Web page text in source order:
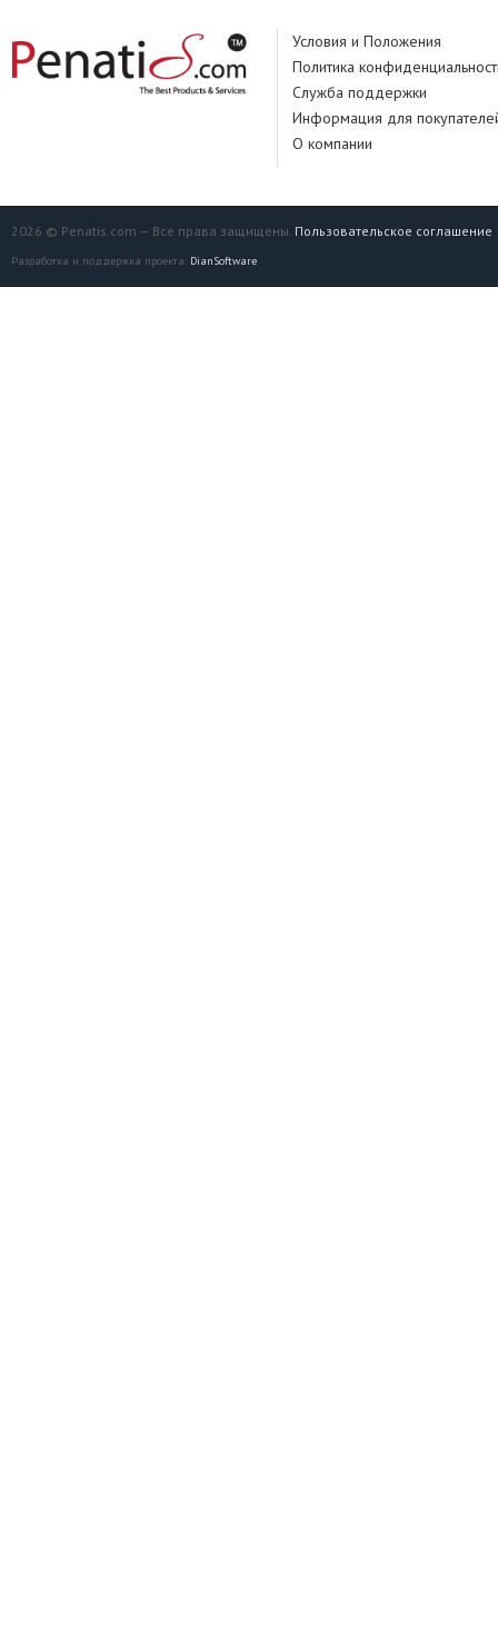
Условия и Положения
Политика
Служба поддержки
Информация для
О компании
2026 © Penatis.com — Все права защищены. Пользовательское соглашение
Разработка и поддержка проекта: DianSoftware